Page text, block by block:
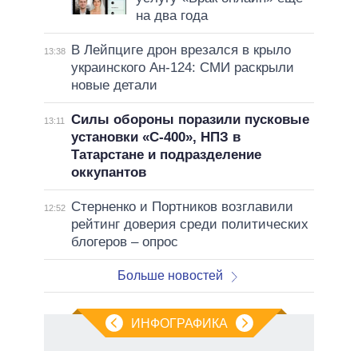
на два года
13:38
В Лейпциге дрон врезался в крыло
украинского Ан-124: СМИ раскрыли
новые детали
13:11
Силы обороны поразили пусковые
установки «С-400», НПЗ в
Татарстане и подразделение
оккупантов
12:52
Стерненко и Портников возглавили
рейтинг доверия среди политических
блогеров – опрос
Больше новостей
ИНФОГРАФИКА